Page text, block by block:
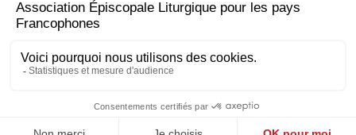
ORAISON
et à aimer son prochain : donne-nous de garder tes
commandements, et de parvenir ainsi à la vie éternelle.